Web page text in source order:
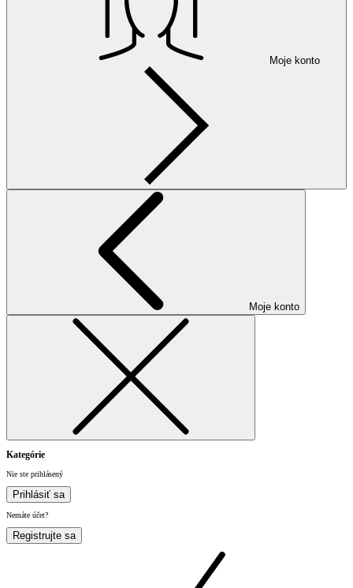
Moje konto
Moje konto
Kategórie
Nie ste prihlásený
Prihlásiť sa
Nemáte účet?
Registrujte sa